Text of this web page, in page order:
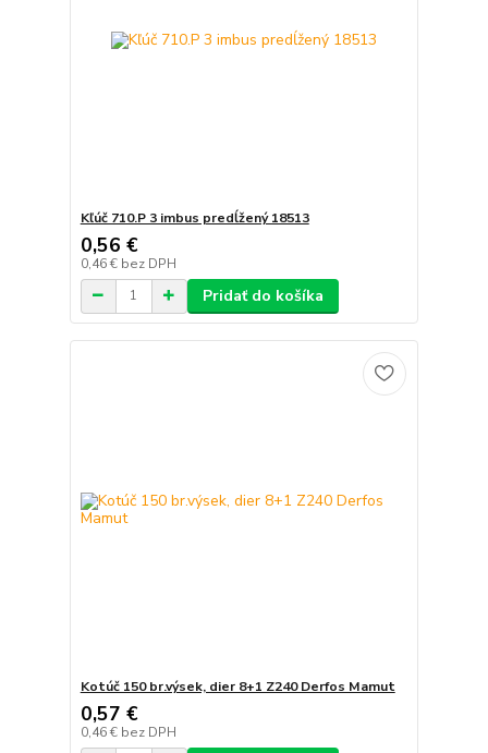
Kľúč 710.P 3 imbus predĺžený 18513
0,56 €
0,46 € bez DPH
Pridať do košíka
Kotúč 150 br.výsek, dier 8+1 Z240 Derfos Mamut
0,57 €
0,46 € bez DPH